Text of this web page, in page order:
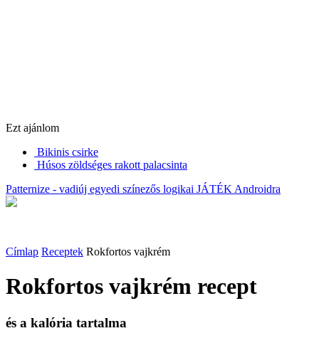
Ezt ajánlom
Bikinis csirke
Húsos zöldséges rakott palacsinta
Patternize - vadiúj egyedi színezős logikai JÁTÉK Androidra
Címlap Receptek Rokfortos vajkrém
Rokfortos vajkrém recept
és a kalória tartalma